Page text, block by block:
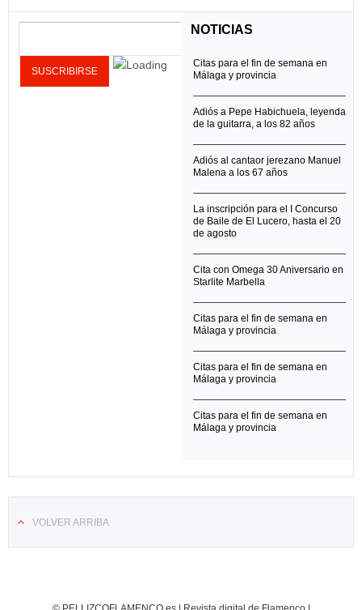
NOTICIAS
Citas para el fin de semana en
Málaga y provincia
Adiós a Pepe Habichuela, leyenda
de la guitarra, a los 82 años
Adiós al cantaor jerezano Manuel
Malena a los 67 años
La inscripción para el I Concurso
de Baile de El Lucero, hasta el 20
de agosto
Cita con Omega 30 Aniversario en
Starlite Marbella
Citas para el fin de semana en
Málaga y provincia
Citas para el fin de semana en
Málaga y provincia
Citas para el fin de semana en
Málaga y provincia
VOLVER ARRIBA